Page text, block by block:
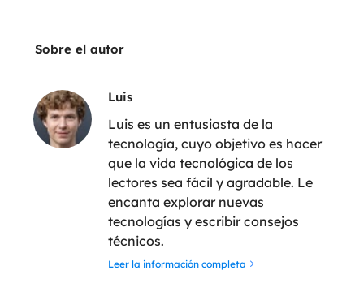
Sobre el autor
Luis
Luis es un entusiasta de la
tecnología, cuyo objetivo es hacer
que la vida tecnológica de los
lectores sea fácil y agradable. Le
encanta explorar nuevas
tecnologías y escribir consejos
técnicos.
Leer la información completa